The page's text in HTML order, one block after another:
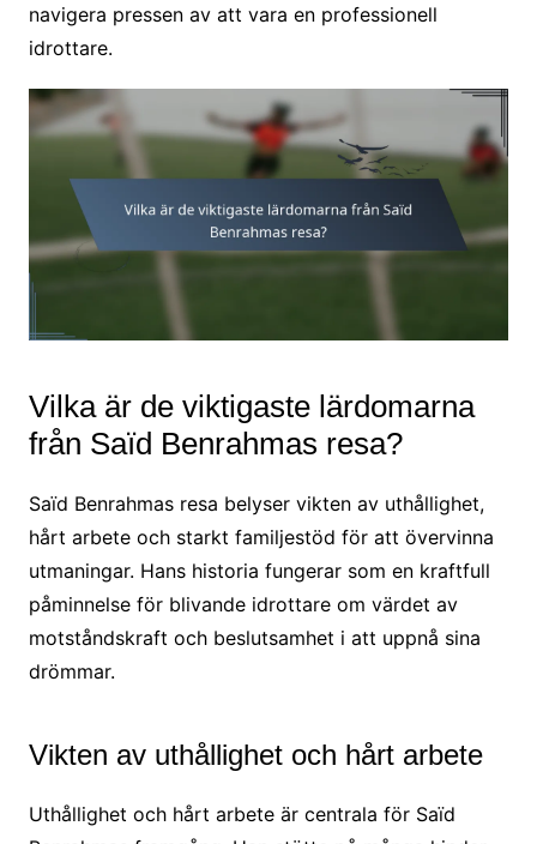
navigera pressen av att vara en professionell
idrottare.
Vilka är de viktigaste lärdomarna
från Saïd Benrahmas resa?
Saïd Benrahmas resa belyser vikten av uthållighet,
hårt arbete och starkt familjestöd för att övervinna
utmaningar. Hans historia fungerar som en kraftfull
påminnelse för blivande idrottare om värdet av
motståndskraft och beslutsamhet i att uppnå sina
drömmar.
Vikten av uthållighet och hårt arbete
Uthållighet och hårt arbete är centrala för Saïd